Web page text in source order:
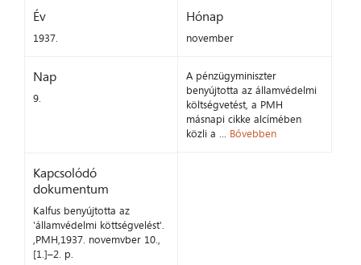
Év
1937.
Hónap
november
Nap
9.
A pénzügyminiszter
benyújtotta az államvédelmi
költségvetést, a PMH
másnapi cikke alcímében
közli a ... Bővebben
Kapcsolódó
dokumentum
Kalfus benyújtotta az
'államvédelmi köttségvelést'.
,PMH,1937. novemvber 10.,
[1.]–2. p.